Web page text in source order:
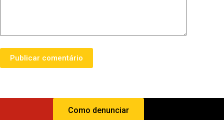
Publicar comentário
Como denunciar